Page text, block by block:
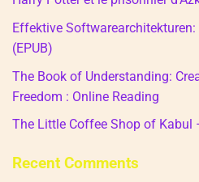
Effektive
(EPUB)
The Book of Understanding:
Freedom : Online Reading
The Little Coffee Shop of Kabul
Recent Comments